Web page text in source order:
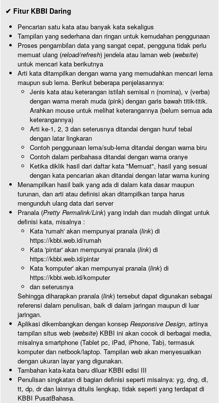
✔ Fitur KBBI Daring
Pencarian satu kata atau banyak kata sekaligus
Tampilan yang sederhana dan ringan untuk kemudahan penggunaan
Proses pengambilan data yang sangat cepat, pengguna tidak perlu
memuat ulang (reload/refresh) jendela atau laman web (website)
untuk mencari kata berikutnya
Arti kata ditampilkan dengan warna yang memudahkan mencari lema
maupun sub lema. Berikut beberapa penjelasannya:
Jenis kata atau keterangan istilah semisal n (nomina), v (verba)
dengan warna merah muda (pink) dengan garis bawah titik-titik.
Arahkan mouse untuk melihat keterangannya (belum semua ada
keterangannya)
Arti ke-1, 2, 3 dan seterusnya ditandai dengan huruf tebal
dengan latar lingkaran
Contoh penggunaan lema/sub-lema ditandai dengan warna biru
Contoh dalam peribahasa ditandai dengan warna oranye
Ketika diklik hasil dari daftar kata "Memuat", hasil yang sesuai
dengan kata pencarian akan ditandai dengan latar warna kuning
Menampilkan hasil baik yang ada di dalam kata dasar maupun
turunan, dan arti atau definisi akan ditampilkan tanpa harus
mengunduh ulang data dari server
Pranala (Pretty Permalink/Link) yang indah dan mudah diingat untuk
definisi kata, misalnya :
Kata 'rumah' akan mempunyai pranala (link) di
https://kbbi.web.id/rumah
Kata 'pintar' akan mempunyai pranala (link) di
https://kbbi.web.id/pintar
Kata 'komputer' akan mempunyai pranala (link) di
https://kbbi.web.id/komputer
dan seterusnya
Sehingga diharapkan pranala (link) tersebut dapat digunakan sebagai
referensi dalam penulisan, baik di dalam jaringan maupun di luar
jaringan.
Aplikasi dikembangkan dengan konsep Responsive Design, artinya
tampilan situs web (website) KBBI ini akan cocok di berbagai media,
misalnya smartphone (Tablet pc, iPad, iPhone, Tab), termasuk
komputer dan netbook/laptop. Tampilan web akan menyesuaikan
dengan ukuran layar yang digunakan.
Tambahan kata-kata baru diluar KBBI edisi III
Penulisan singkatan di bagian definisi seperti misalnya: yg, dng, dl,
tt, dp, dr dan lainnya ditulis lengkap, tidak seperti yang terdapat di
KBBI PusatBahasa.